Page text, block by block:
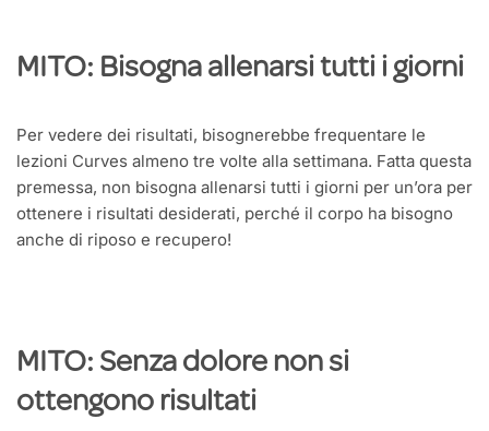
MITO: Bisogna allenarsi tutti i giorni
Per vedere dei risultati, bisognerebbe frequentare le
lezioni Curves almeno tre volte alla settimana. Fatta questa
premessa, non bisogna allenarsi tutti i giorni per un’ora per
ottenere i risultati desiderati, perché il corpo ha bisogno
anche di riposo e recupero!
MITO: Senza dolore non si
ottengono risultati